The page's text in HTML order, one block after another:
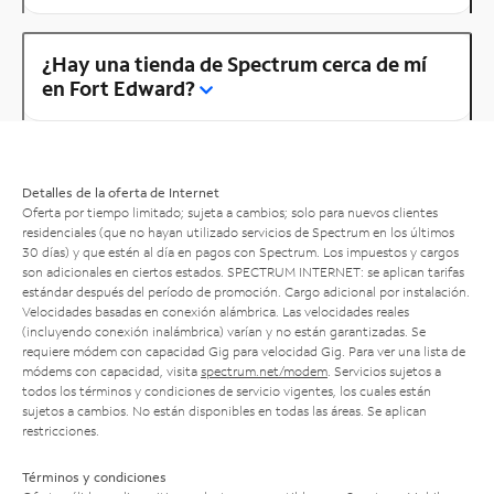
¿Hay una tienda de Spectrum cerca de mí
en Fort Edward?
Detalles de la oferta de Internet
Oferta por tiempo limitado; sujeta a cambios; solo para nuevos clientes
residenciales (que no hayan utilizado servicios de Spectrum en los últimos
30 días) y que estén al día en pagos con Spectrum. Los impuestos y cargos
son adicionales en ciertos estados. SPECTRUM INTERNET: se aplican tarifas
estándar después del período de promoción. Cargo adicional por instalación.
Velocidades basadas en conexión alámbrica. Las velocidades reales
(incluyendo conexión inalámbrica) varían y no están garantizadas. Se
requiere módem con capacidad Gig para velocidad Gig. Para ver una lista de
módems con capacidad, visita spectrum.net/modem . Servicios sujetos a
todos los términos y condiciones de servicio vigentes, los cuales están
sujetos a cambios. No están disponibles en todas las áreas. Se aplican
restricciones.
Términos y condiciones